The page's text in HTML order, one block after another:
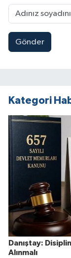
Gönder
Kategori
Danıştay:
Alınmalı